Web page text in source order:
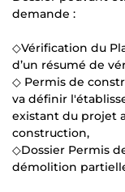
demande :
◇Vérification du
d’un résumé de
◇ Permis de
va définir
existant du projet
construction,
◇Dossier Permis
démolition